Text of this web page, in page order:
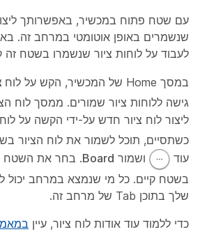
עם שטח פתוח במכשיר, באפשרותך
שנשמרים באופן אוטומטי במרחב זה.
לעבוד על לוחות ציור שנשמרו בשטח זה
במסך Home של המכשיר, הקש על לוח
גישה ללוחות ציור שמורים. ממסך לוח
ליצור לוח ציור חדש על-ידי הקשה על
כשתסיים, תוכל לשמור את לוח הציור
עוד
ושמור Board. בחר את השטח
בשטח קיים. כל מי שנמצא במרחב יכול
שלך בתוכן Tab של מרחב זה.
כדי ללמוד עוד אודות לוח ציור, עיין